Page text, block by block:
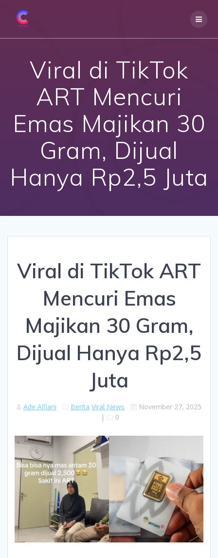
Viral di TikTok
ART Mencuri
Emas Majikan 30
Gram, Dijual
Hanya Rp2,5 Juta
Viral di TikTok ART
Mencuri Emas
Majikan 30 Gram,
Dijual Hanya Rp2,5
Juta
Ade Alfiani Berita Viral News
November 27, 2025
|
0